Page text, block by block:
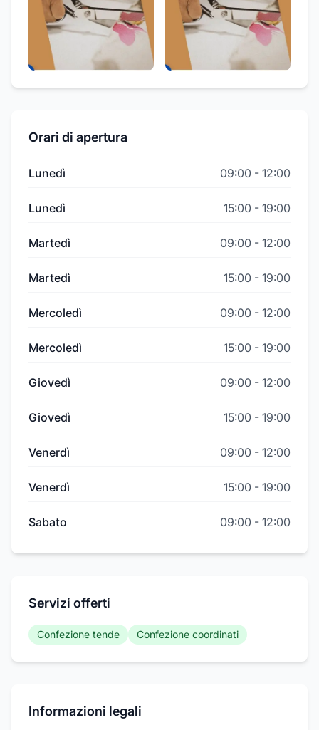
Orari di apertura
Lunedì 09:00 - 12:00
Lunedì 15:00 - 19:00
Martedì 09:00 - 12:00
Martedì 15:00 - 19:00
Mercoledì 09:00 - 12:00
Mercoledì 15:00 - 19:00
Giovedì 09:00 - 12:00
Giovedì 15:00 - 19:00
Venerdì 09:00 - 12:00
Venerdì 15:00 - 19:00
Sabato 09:00 - 12:00
Servizi offerti
Confezione tende Confezione coordinati
Informazioni legali